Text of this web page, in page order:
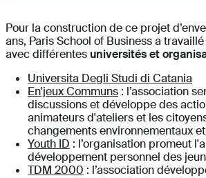
Pour la construction de ce projet
ans, Paris School of Business a
avec différentesuniversités et
Universita Degli Studi di Catania
En'jeux Communs : l’association
discussions et développe des
animateurs d'ateliers et les
changements environnementaux
Youth ID : l’organisation promeut
développement personnel des
TDM 2000 : l’association